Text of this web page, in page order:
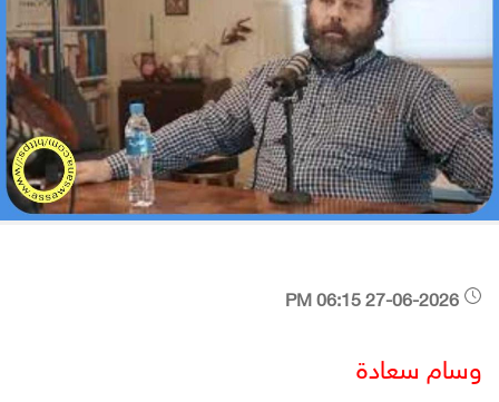
وسام سعادة